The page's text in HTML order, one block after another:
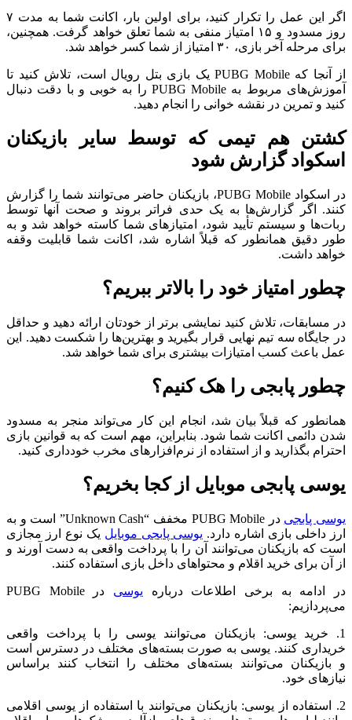
اگر این عمل را تکرار کنید، برای اولین بار، اکانت شما به مدت ۷
روز مسدود و ۱۵ امتیاز منفی به شما تعلق خواهد گرفت. همچنین،
برای مرحله آخر بازی، ۳۰ امتیاز از شما کسر خواهد شد.
از آنجا که PUBG Mobile یک بازی بتل رویال است، تلاش کنید تا
آموزش‌های مربوط به PUBG Mobile را به خوبی و با دقت دنبال
کنید و تمرین در نقشه خوانی را انجام دهید.
کشتن هم تیمی که توسط سایر بازیکنان
اسکواد گزارش شود
در اسکواد PUBG Mobile، بازیکنان حاضر می‌توانند شما را گزارش
کنند. اگر گزارش‌ها به یک حدی فراتر بروند و صحت آنها توسط
ربات‌ها و سیستم تأیید شود، امتیازهای شما کاسته خواهد شد و به
طور دقیق همانطور که قبلاً اشاره شد، اکانت شما قابلیت وقفه
خواهد داشت.
چطور امتیاز خود را بالاتر ببریم؟
در مسابقات، تلاش کنید نمایشی برتر از خودتان ارائه دهید و حداقل
در جایگاه سه تیم نهایی قرار بگیرید و بهترین‌ها را شکست دهید. این
عمل باعث کسب امتیازات بیشتری برای شما خواهد شد.
چطور پابجی را هک کنیم؟
همانطور که قبلاً بیان شد، انجام این کار می‌تواند منجر به مسدود
شدن دائمی اکانت شما شود. بنابراین، مهم است که به قوانین بازی
احترام بگذارید و از استفاده از نرم‌افزارهای مخرب خودداری کنید.
یوسی پابجی موبایل از کجا بخریم؟
یوسی پابجی
در PUBG Mobile مخفف “Unknown Cash” است و به
ارز داخلی بازی اشاره دارد. یوسی پابجی موبایل یک نوع ارز مجازی
است که بازیکنان می‌توانند آن را با پرداخت واقعی به دست آورند و
از آن برای خرید اقلام و محتواهای داخل بازی استفاده کنند.
در ادامه به برخی اطلاعات درباره یوسی
در PUBG Mobile
می‌پردازیم:
1. خرید یوسی: بازیکنان می‌توانند یوسی را با پرداخت واقعی
خریداری کنند. یوسی به صورت بسته‌های مختلف در دسترس است
و بازیکنان می‌توانند بسته‌های مختلف را انتخاب کنند براساس
نیازهای خود.
2. استفاده از یوسی: بازیکنان می‌توانند با استفاده از یوسی اقلامی